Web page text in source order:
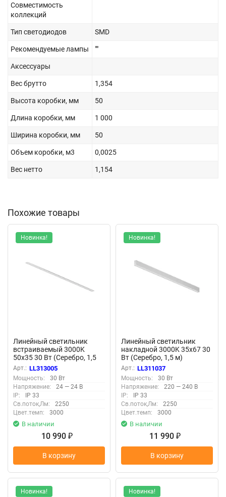
Совместимость
коллекций
Тип светодиодов SMD
Рекомендуемые лампы ""
Аксессуары
Вес брутто 1,354
Высота коробки, мм 50
Длина коробки, мм 1 000
Ширина коробки, мм 50
Объем коробки, м3 0,0025
Вес нетто 1,154
Похожие товары
Новинка!
Линейный светильник
встраиваемый 3000K
50x35 30 Вт (Серебро, 1,5
м) LL313005 (Серебро)
LL313005
Арт.: LL313005
Мощность:
30 Вт
Напряжение:
24 — 24 В
IP:
IP 33
Св.поток,Лм:
2250
Цвет.темп:
3000
В наличии
10 990 ₽
В корзину
Новинка!
Линейный светильник
накладной 3000K 35x67 30
Вт (Серебро, 1,5 м)
LL311037 (Серебро)
LL311037
Арт.: LL311037
Мощность:
30 Вт
Напряжение:
220 — 240 В
IP:
IP 33
Св.поток,Лм:
2250
Цвет.темп:
3000
В наличии
11 990 ₽
В корзину
Новинка! Новинка!